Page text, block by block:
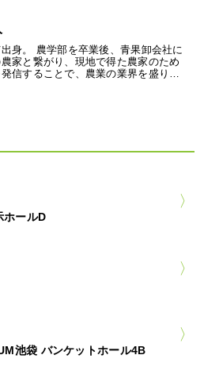
身。 農学部を卒業後、青果卸会社に
家と繋がり、現地で得た農家のため
発信することで、農業の業界を盛り…
ホールD
池袋 バンケットホール4B